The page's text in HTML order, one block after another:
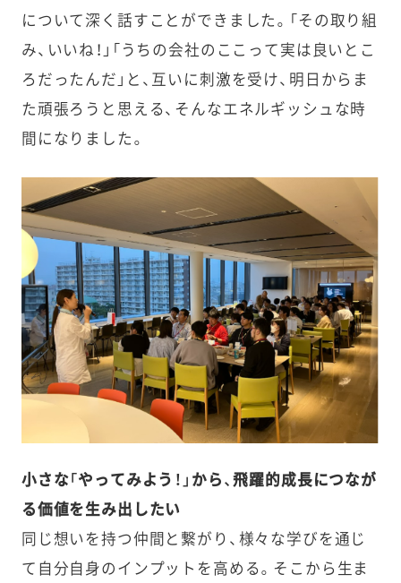
について深く話すことができました。「その取り組
み、いいね！」「うちの会社のここって実は良いとこ
ろだったんだ」と、互いに刺激を受け、明日からま
た頑張ろうと思える、そんなエネルギッシュな時
間になりました。
小さな「やってみよう！」から、飛躍的成長につなが
る価値を生み出したい
同じ想いを持つ仲間と繋がり、様々な学びを通じ
て自分自身のインプットを高める。そこから生ま